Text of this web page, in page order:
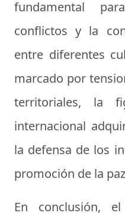
fundamental
conflictos y la
entre diferentes
marcado por
territoriales, la
internacional
la defensa de los
promoción de la
En conclusión,